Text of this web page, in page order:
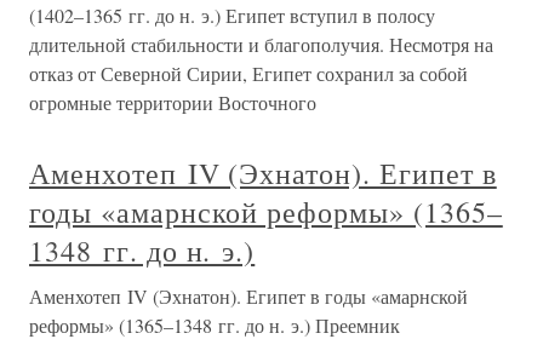
(1402–1365 гг. до н. э.) Египет вступил в полосу
длительной стабильности и благополучия. Несмотря на
отказ от Северной Сирии, Египет сохранил за собой
огромные территории Восточного
Аменхотеп IV (Эхнатон). Египет в
годы «амарнской реформы» (1365–
1348 гг. до н. э.)
Аменхотеп IV (Эхнатон). Египет в годы «амарнской
реформы» (1365–1348 гг. до н. э.) Преемник